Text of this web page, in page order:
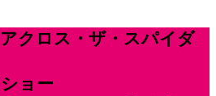
クロス・ザ・スパイダ
ョー